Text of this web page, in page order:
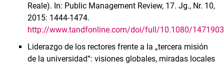
Reale). In: Public Management Review, 17. Jg., Nr. 10,
2015: 1444-1474.
http://www.tandfonline.com/doi/full/10.1080/
Liderazgo de los rectores frente a la „tercera misión
de la universidad“: visiones globales, miradas locales